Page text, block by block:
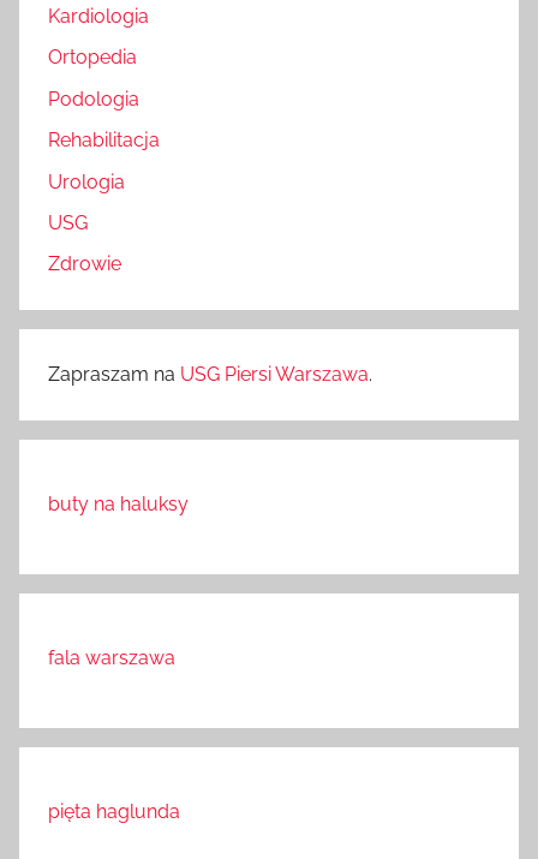
Kardiologia
Ortopedia
Podologia
Rehabilitacja
Urologia
USG
Zdrowie
Zapraszam na USG Piersi Warszawa.
buty na haluksy
fala warszawa
pięta haglunda